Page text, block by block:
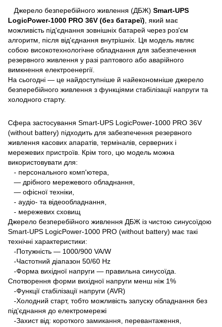
Джерело безперебійного живлення (ДБЖ) Smart-UPS
LogicPower-1000 PRO 36V (без батареї) , який має
можливість під'єднання зовнішніх батарей через роз'єм
алгоритм, після від'єднання внутрішніх. Ця модель являє
собою високотехнологічне обладнання для забезпечення
резервного живлення у разі раптового або аварійного
вимкнення електроенергії.
На сьогодні — це найдоступніше й найекономніше джерело
безперебійного живлення з функціями стабілізації напруги та
холодного старту.
Сфера застосування Smart-UPS LogicPower-1000 PRO 36V
(without battery) підходить для забезпечення резервного
живлення касових апаратів, терміналів, серверних і
мережевих пристроїв. Крім того, цю модель можна
використовувати для:
- персонального комп'ютера,
— дрібного мережевого обладнання,
— офісної техніки,
- аудіо- та відеообладнання,
- мережевих сховищ
Джерело безперебійного живлення ДБЖ із чистою синусоїдою
Smart-UPS LogicPower-1000 PRO (without battery) має такі
технічні характеристики:
-Потужність — 1000/900 VA/W
-Частотний діапазон 50/60 Hz
-Форма вихідної напруги — правильна синусоїда.
Спотворення форми вихідної напруги менш ніж 1%
-Функції стабілізації напруги (AVR)
-Холодний старт, тобто можливість запуску обладнання без
під'єднання до електромережі
-Захист від: короткого замикання, перевантаження,